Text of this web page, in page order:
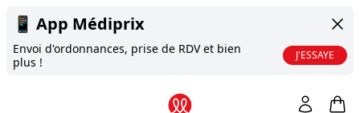
📱 App Médiprix
Envoi d'ordonnances, prise de RDV et bien
plus !
J'ESSAYE